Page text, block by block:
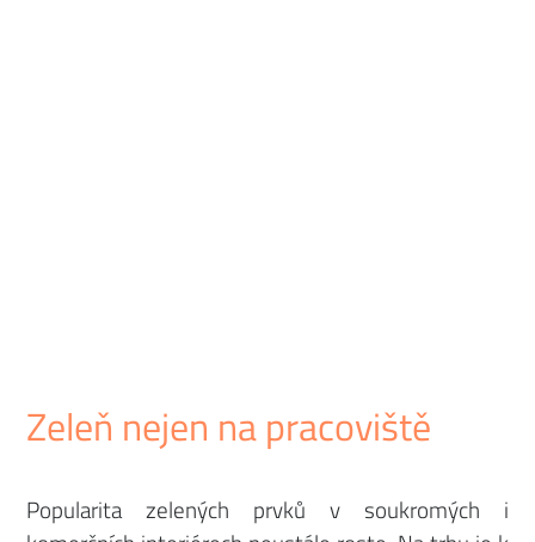
Zeleň nejen na pracoviště
Popularita zelených prvků v soukromých i